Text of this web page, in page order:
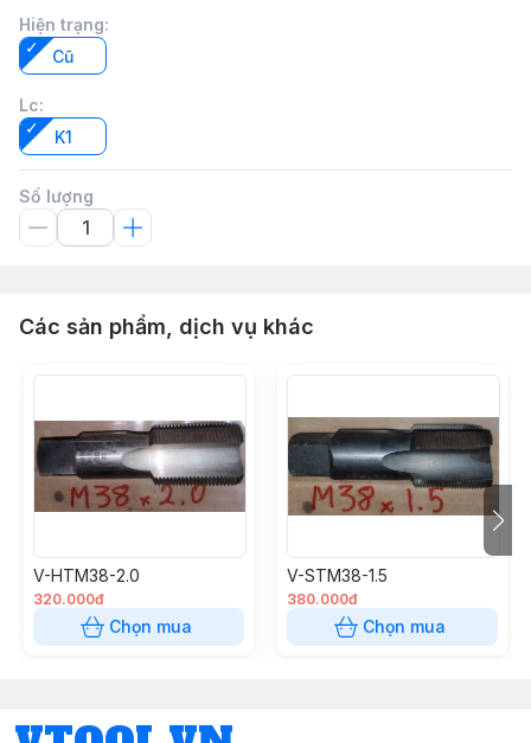
Hiện trạng:
Cũ
Lc:
K1
Số lượng
Các sản phẩm, dịch vụ khác
V-HTM38-2.0
320.000đ
Chọn mua
V-STM38-1.5
380.000đ
Chọn mua